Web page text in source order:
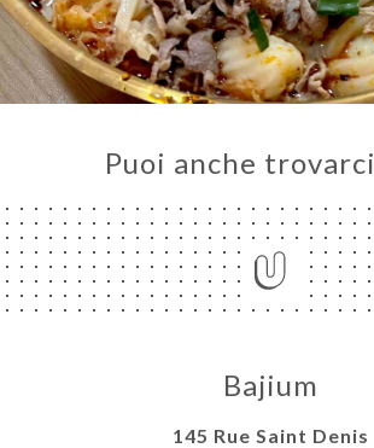
Puoi anche
Bajium
145 Rue Saint Denis